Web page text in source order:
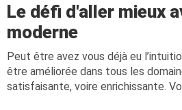
Le défi d'aller mieux
moderne
Peut être avez vous déjà eu
être améliorée dans tous les
satisfaisante, voire enrichissante.